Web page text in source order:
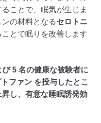
ことで、眠気が生じま
の材料となるセロトニ
とで眠りを改善します
び 5 名の健康な被験者に
ファン を投与したとこ
し、有意な睡眠誘発効